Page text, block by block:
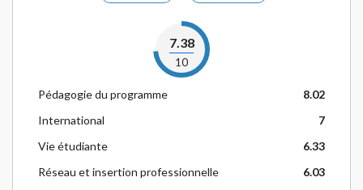
7.38
10
Pédagogie du programme
8.02
International
7
Vie étudiante
6.33
Réseau et insertion professionnelle
6.03